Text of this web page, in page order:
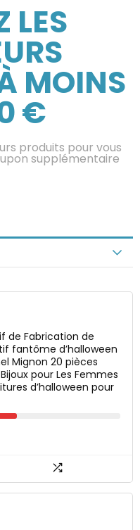
LES
MOINS
€
produits pour vous
supplémentaire
de Fabrication de
fantôme d’halloween
Mignon 20 pièces
pour Les Femmes
d’halloween pour